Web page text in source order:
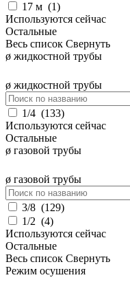
17 м (1)
Используются сейчас
Остальные
Весь список Свернуть
ø жидкостной трубы
ø жидкостной трубы
1/4 (133)
Используются сейчас
Остальные
ø газовой трубы
ø газовой трубы
3/8 (129)
1/2 (4)
Используются сейчас
Остальные
Весь список Свернуть
Режим осушения